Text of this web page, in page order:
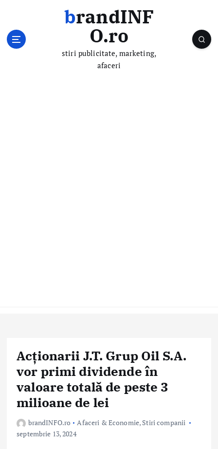
brandINF
O.ro
stiri publicitate, marketing,
afaceri
Acționarii J.T. Grup Oil S.A.
vor primi dividende în
valoare totală de peste 3
milioane de lei
brandINFO.ro Afaceri & Economie, Stiri companii
septembrie 13, 2024